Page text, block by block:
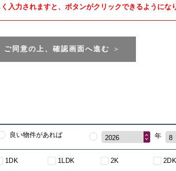
入力されますと、ボタンがクリックできるようにな
ご同意の上、確認画面へ進む ＞
良い物件があれば 2026 年 8
1DK 1LDK 2K 2DK